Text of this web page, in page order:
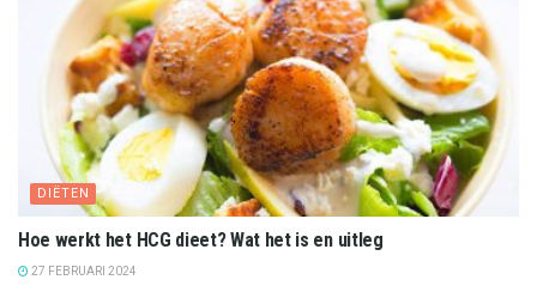
DIËTEN
Hoe werkt het HCG dieet? Wat het is en uitleg
27 FEBRUARI 2024